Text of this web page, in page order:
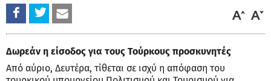
Δωρεάν η είσοδος για τους Τούρκους προσκυνητές
Από αύριο, Δευτέρα, τίθεται σε ισχύ η απόφαση του